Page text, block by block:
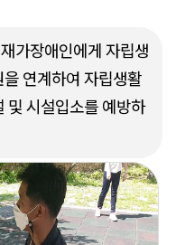
가장애인에게 자립생
연계하여 자립생활
및 시설입소를 예방하